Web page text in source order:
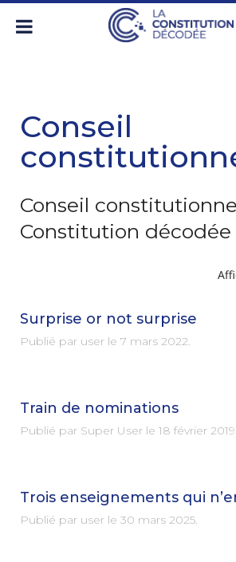
Conseil
Conseil
Constitution décodée
Surprise or not surprise
Publié par user le 7 mars 2022.
Train de nominations
Publié par Super User le 18 février 2019
Trois enseignements qui
Publié par user le 30 mars 2025.